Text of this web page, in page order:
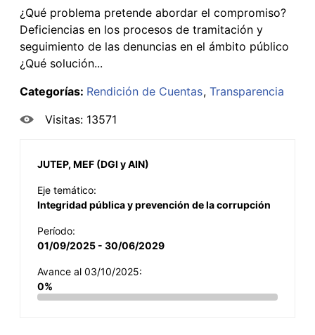
¿Qué problema pretende abordar el compromiso?
Deficiencias en los procesos de tramitación y
seguimiento de las denuncias en el ámbito público
¿Qué solución...
Categorías: Rendición de Cuentas Transparencia
Visitas: 13571
JUTEP, MEF (DGI y AIN)
Eje temático:
Integridad pública y prevención de la corrupción
Período:
01/09/2025 - 30/06/2029
Avance al 03/10/2025:
0%